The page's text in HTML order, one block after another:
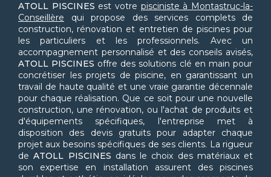
ATOLL PISCINES est votre pisciniste à Montastruc-la-
Conseillère qui propose des services complets de
construction, rénovation et entretien de piscines pour
les particuliers et les professionnels. Avec un
accompagnement personnalisé et des conseils avisés,
ATOLL PISCINES offre des solutions clé en main pour
concrétiser les projets de piscine, en garantissant un
travail de haute qualité et une vraie garantie décennale
pour chaque réalisation. Que ce soit pour une nouvelle
construction, une rénovation, ou l'achat de produits et
d'équipements spécifiques, l'entreprise met à
disposition des devis gratuits pour adapter chaque
projet aux besoins spécifiques de ses clients. La rigueur
deATOLL PISCINES dans le choix des matériaux et
son expertise en installation assurent des piscines